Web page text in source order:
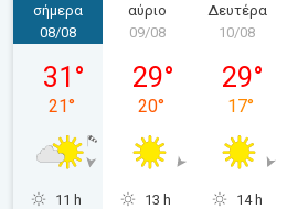
σήμερα
Σάββατο 08/08
08/08
31 °
21°
11 h
αύριο
Κυριακή 09/08
09/08
29°
20°
13 h
Δευτέρα
Δευτέρα
10/08
29°
17°
14 h